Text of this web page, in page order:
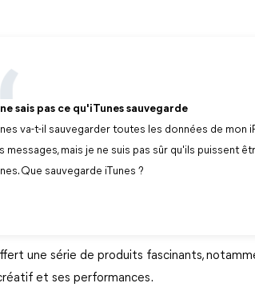
sais pas ce qu'iTunes sauvegarde
va-t-il sauvegarder toutes les données de
messages, mais je ne suis pas sûr qu'ils puissent
Que sauvegarde iTunes ?
une série de produits fascinants,
et ses performances.